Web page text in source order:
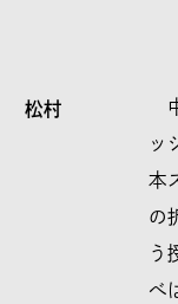
松村
ッ
本
の
う
べ